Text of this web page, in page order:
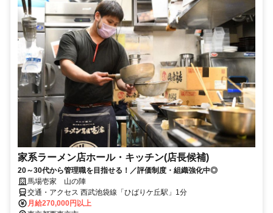
家系ラーメン店ホール・キッチン(店長候補)
20～30代から管理職を目指せる！／評価制度・組織強化中◎
馬場壱家 山の陣
交通・アクセス 西武池袋線「ひばりケ丘駅」1分
月給270,000円以上